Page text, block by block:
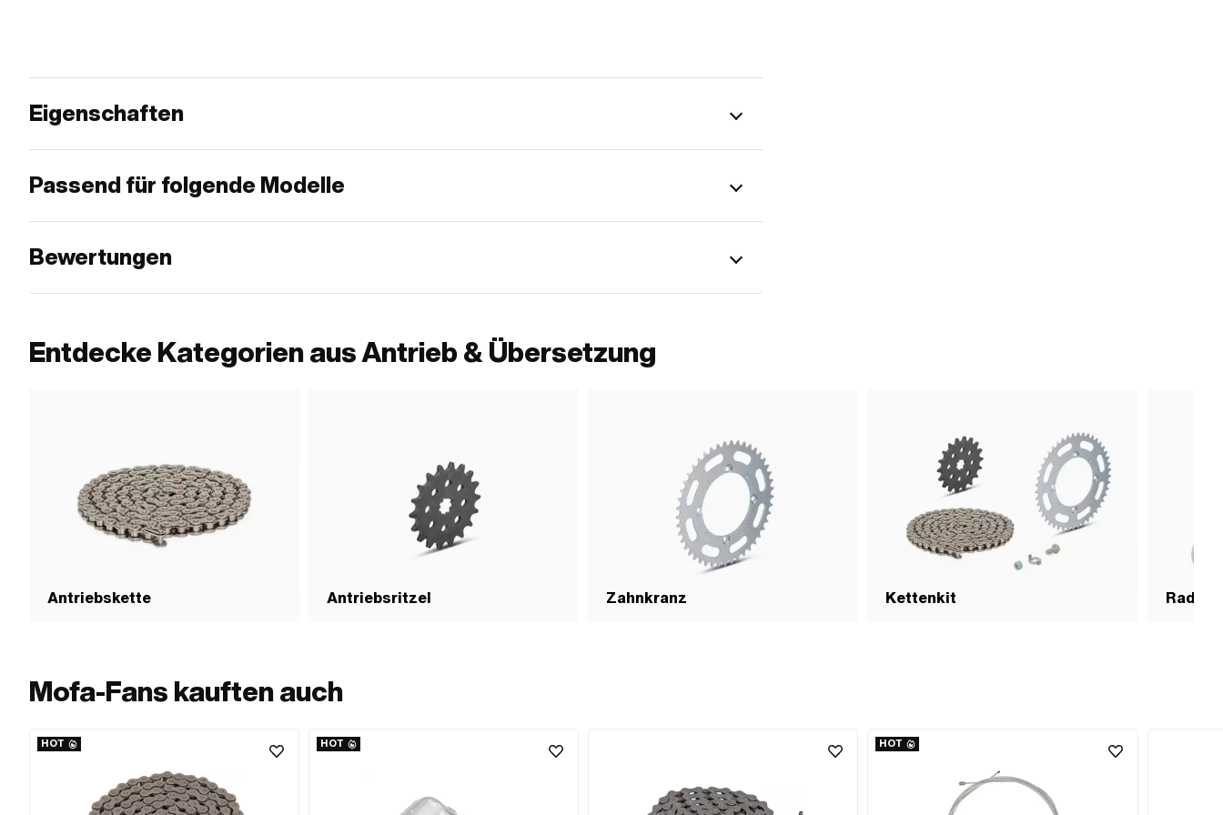
Eigenschaften
Passend für folgende Modelle
Bewertungen
Entdecke Kategorien aus Antrieb & Übersetzung
Antriebskette Antriebsritzel Zahnkranz Kettenkit
Mofa-Fans kauften auch
HOT HOT HOT